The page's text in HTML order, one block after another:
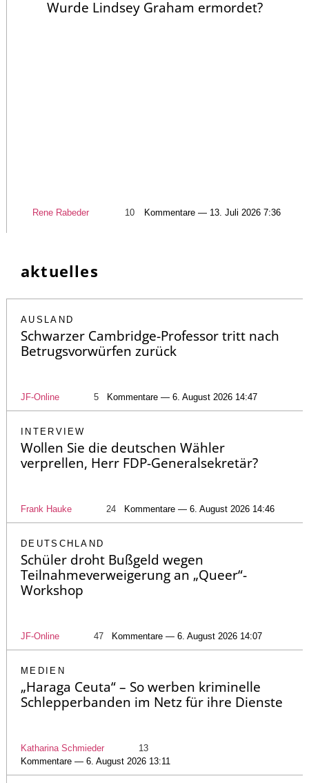
Wurde Lindsey Graham ermordet?
Rene Rabeder 10 Kommentare — 13. Juli 2026 7:36
aktuelles
AUSLAND
Schwarzer Cambridge-Professor tritt nach
Betrugsvorwürfen zurück
JF-Online 5 Kommentare — 6. August 2026 14:47
INTERVIEW
Wollen Sie die deutschen Wähler
verprellen, Herr FDP-Generalsekretär?
Frank Hauke 24 Kommentare — 6. August 2026 14:46
DEUTSCHLAND
Schüler droht Bußgeld wegen
Teilnahmeverweigerung an „Queer“-
Workshop
JF-Online 47 Kommentare — 6. August 2026 14:07
MEDIEN
„Haraga Ceuta“ – So werben kriminelle
Schlepperbanden im Netz für ihre Dienste
Katharina Schmieder
13
Kommentare — 6. August 2026 13:11